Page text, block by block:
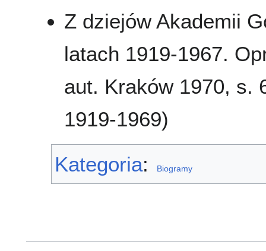
Z dziejów Akademii
latach 1919-1967.
aut. Kraków 1970, s.
1919-1969)
Kategoria: Biogramy